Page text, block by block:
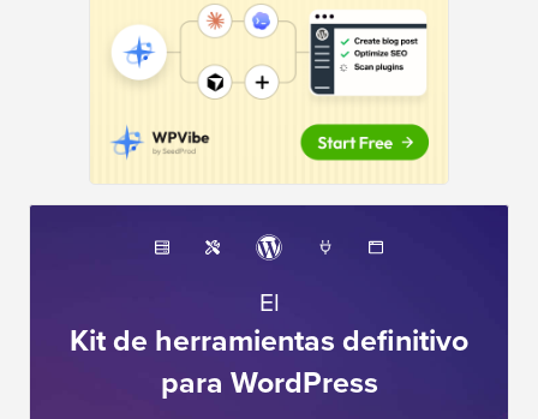
El
Kit de herramientas definitivo
para WordPress